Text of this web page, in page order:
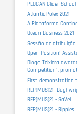
PLOCAN Glider School
Atlantic Polex 2021
A Plataforma
Ocean Business 2021
Sessão de atribuição
Open Position!
Diogo Teixiera
Competition”,
First demonstration
REP(MUS)21-
REP(MUS)21 - SaVel
REP(MUS)21 - Ripples